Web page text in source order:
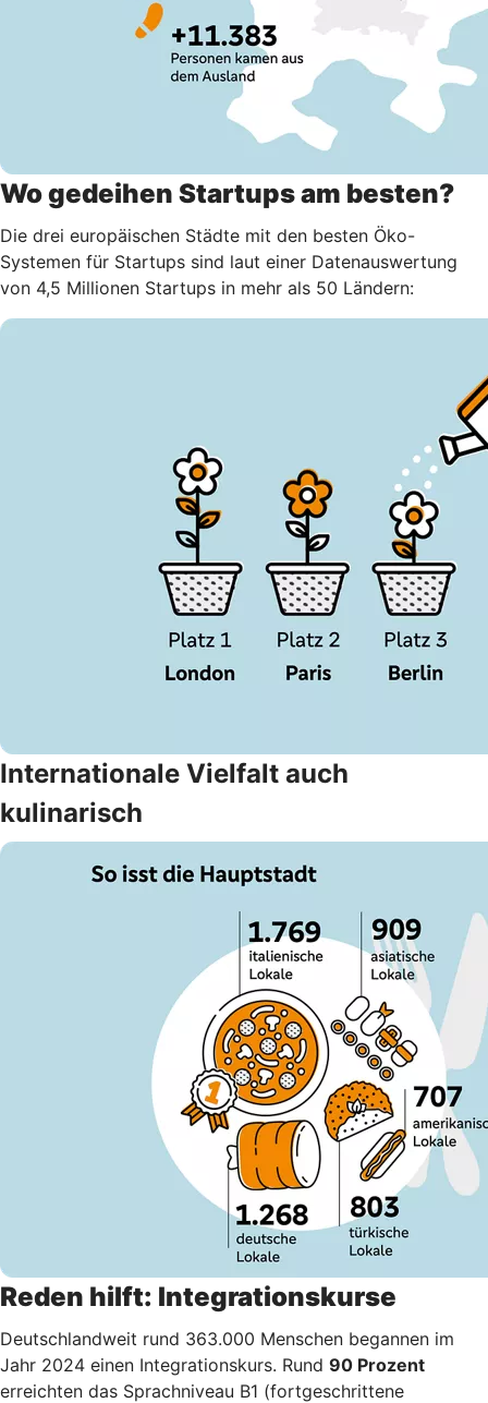
Wo gedeihen Startups am besten?
Die drei europäischen Städte mit den besten Öko-
Systemen für Startups sind laut einer Datenauswertung
von 4,5 Millionen Startups in mehr als 50 Ländern:
Internationale Vielfalt auch
kulinarisch
Reden hilft: Integrationskurse
Deutschlandweit rund 363.000 Menschen begannen im
Jahr 2024 einen Integrationskurs. Rund 90 Prozent
erreichten das Sprachniveau B1 (fortgeschrittene